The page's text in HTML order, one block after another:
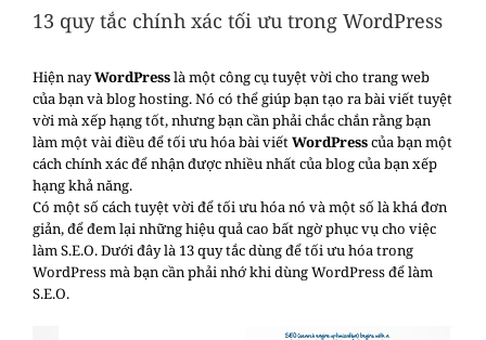
13 quy tắc chính xác tối ưu trong WordPress
Hiện nayWordPresslà một công cụ tuyệt vời cho trang web
của bạn và blog hosting. Nó có thể giúp bạn tạo ra bài viết tuyệt
vời mà xếp hạng tốt, nhưng bạn cần phải chắc chắn rằng bạn
làm một vài điều để tối ưu hóa bài viếtWordPresscủa bạn một
cách chính xác để nhận được nhiều nhất của blog của bạn xếp
hạng khả năng.
Có một số cách tuyệt vời để tối ưu hóa nó và một số là khá đơn
giản, để đem lại những hiệu quả cao bất ngờ phục vụ cho việc
làm S.E.O. Dưới đây là 13 quy tắc dùng để tối ưu hóa trong
WordPress mà bạn cần phải nhớ khi dùng WordPress để làm
S.E.O.